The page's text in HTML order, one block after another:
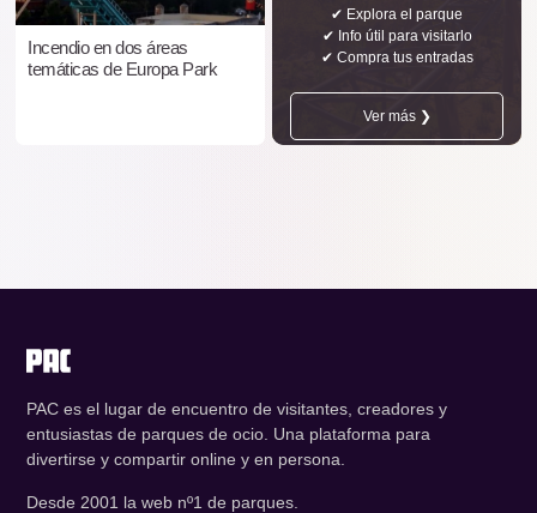
Incendio en dos áreas
temáticas de Europa Park
✔ Explora el parque
✔ Info útil para visitarlo
✔ Compra tus entradas
Ver más ❯
PAC es el lugar de encuentro de visitantes, creadores y
entusiastas de parques de ocio. Una plataforma para
divertirse y compartir online y en persona.
Desde 2001 la web nº1 de parques.